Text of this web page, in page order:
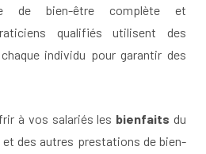
de bien-être complète et
qualifiés utilisent des
individu pour garantir des
à vos salariés les bienfaits du
et des autres prestations de bien-